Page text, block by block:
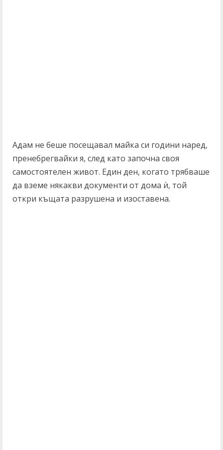
Адам не беше посещавал майка си години наред,
пренебрегвайки я, след като започна своя
самостоятелен живот. Един ден, когато трябваше
да вземе някакви документи от дома ѝ, той
откри къщата разрушена и изоставена.